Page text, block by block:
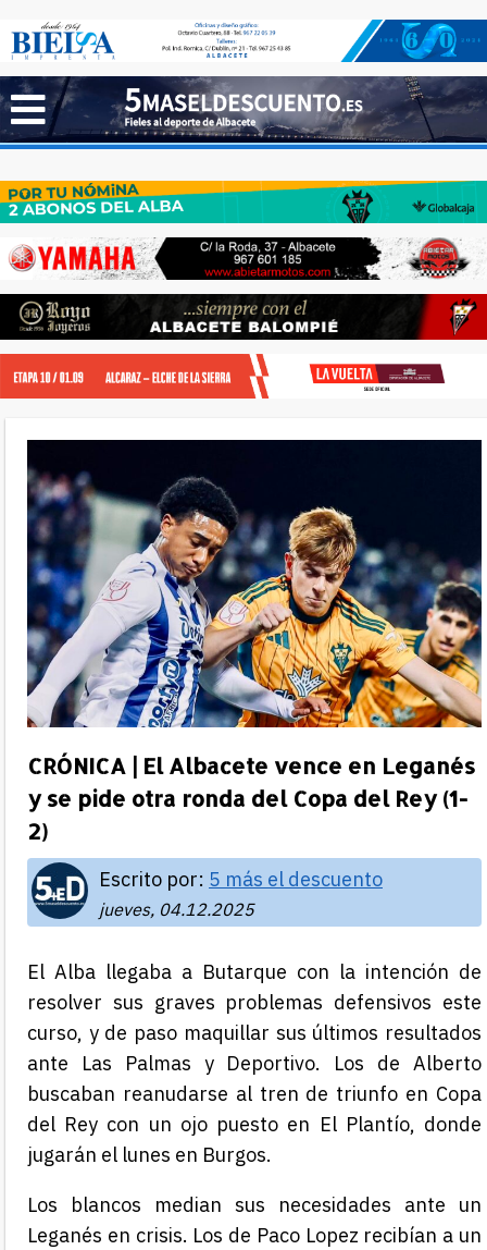
CRÓNICA | El Albacete vence en Leganés
y se pide otra ronda del Copa del Rey (1-
2)
Escrito por: 5 más el descuento
jueves, 04.12.2025
El Alba llegaba a Butarque con la intención de
resolver sus graves problemas defensivos este
curso, y de paso maquillar sus últimos resultados
ante Las Palmas y Deportivo. Los de Alberto
buscaban reanudarse al tren de triunfo en Copa
del Rey con un ojo puesto en El Plantío, donde
jugarán el lunes en Burgos.
Los blancos median sus necesidades ante un
Leganés en crisis. Los de Paco Lopez recibían a un